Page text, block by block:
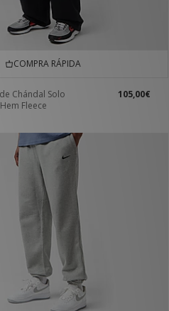
COMPRA RÁPIDA
Chándal Solo
Fleece
105,00€